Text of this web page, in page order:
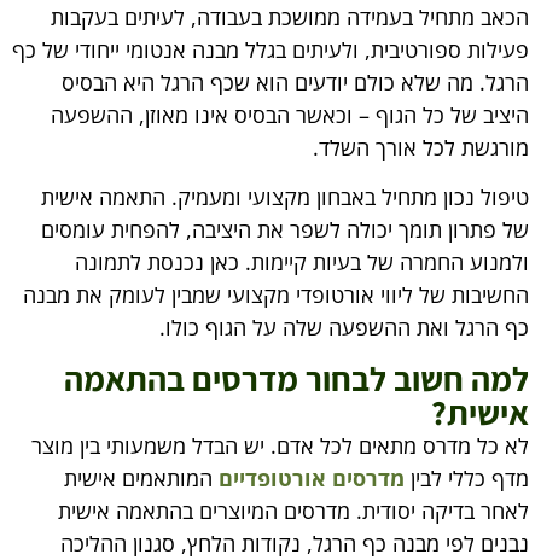
הכאב מתחיל בעמידה ממושכת בעבודה, לעיתים בעקבות
פעילות ספורטיבית, ולעיתים בגלל מבנה אנטומי ייחודי של כף
הרגל. מה שלא כולם יודעים הוא שכף הרגל היא הבסיס
היציב של כל הגוף – וכאשר הבסיס אינו מאוזן, ההשפעה
מורגשת לכל אורך השלד.
טיפול נכון מתחיל באבחון מקצועי ומעמיק. התאמה אישית
של פתרון תומך יכולה לשפר את היציבה, להפחית עומסים
ולמנוע החמרה של בעיות קיימות. כאן נכנסת לתמונה
החשיבות של ליווי אורטופדי מקצועי שמבין לעומק את מבנה
כף הרגל ואת ההשפעה שלה על הגוף כולו.
למה חשוב לבחור מדרסים בהתאמה
אישית?
לא כל מדרס מתאים לכל אדם. יש הבדל משמעותי בין מוצר
מדף כללי לביןמדרסים אורטופדייםהמותאמים אישית
לאחר בדיקה יסודית. מדרסים המיוצרים בהתאמה אישית
נבנים לפי מבנה כף הרגל, נקודות הלחץ, סגנון ההליכה